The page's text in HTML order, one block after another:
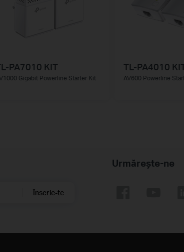
PA7010 KIT
Gigabit Powerline Starter Kit
TL-PA4010
AV600 Powerline
Înscrie-te
Urmărește-ne